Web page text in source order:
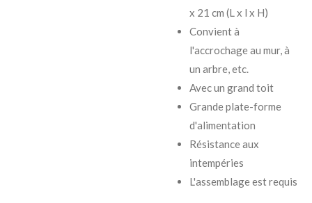
x 21 cm (L x l x H)
Convient à
l'accrochage au mur, à
un arbre, etc.
Avec un grand toit
Grande plate-forme
d'alimentation
Résistance aux
intempéries
L'assemblage est requis